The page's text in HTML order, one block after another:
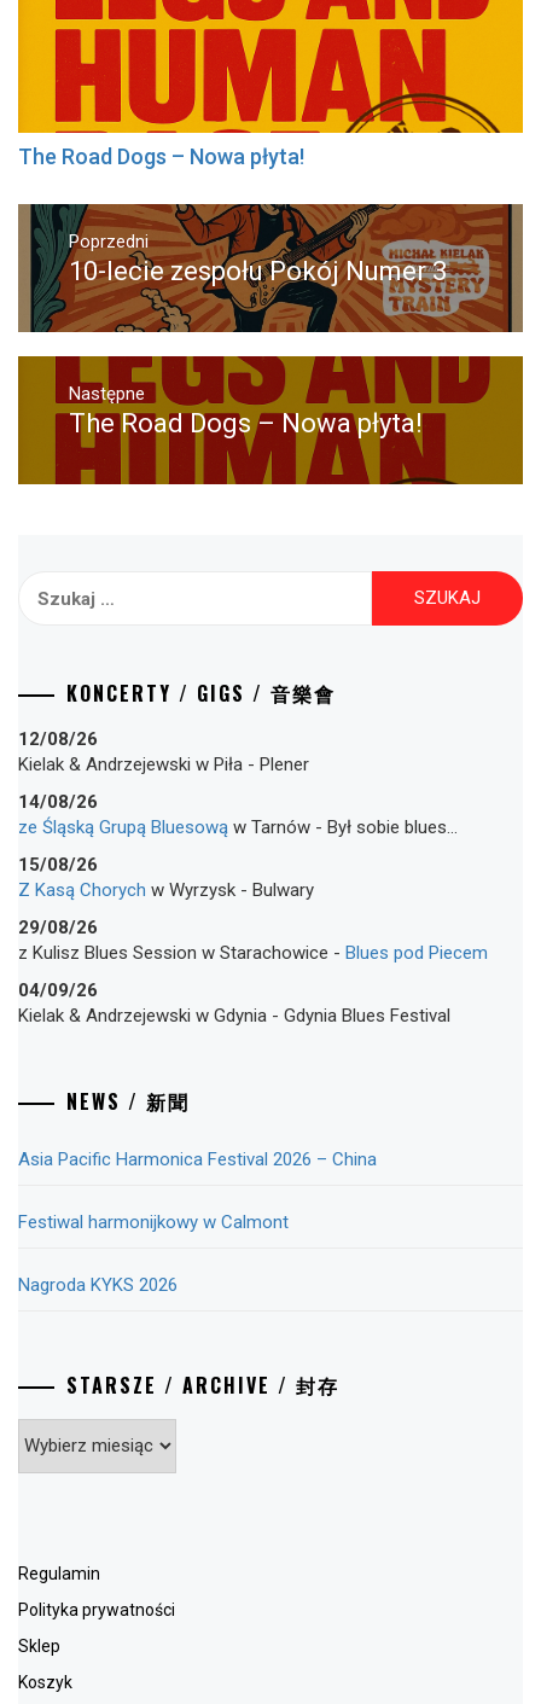
The Road Dogs – Nowa płyta!
Nawigacja
wpisuPoprzedni
Poprzedni
wpis:
10-lecie zespołu Pokój Numer 3
Następne
Następny
post:
The Road Dogs – Nowa płyta!
KONCERTY / GIGS / 音樂會
12/08/26
Kielak & Andrzejewski w Piła - Plener
14/08/26
ze Śląską Grupą Bluesową w Tarnów - Był sobie blues…
15/08/26
Z Kasą Chorych w Wyrzysk - Bulwary
29/08/26
z Kulisz Blues Session w Starachowice - Blues pod Piecem
04/09/26
Kielak & Andrzejewski w Gdynia - Gdynia Blues Festival
NEWS / 新聞
Asia Pacific Harmonica Festival 2026 – China
Festiwal harmonijkowy w Calmont
Nagroda KYKS 2026
STARSZE / ARCHIVE / 封存
Archive
Regulamin
Polityka prywatności
Sklep
Koszyk